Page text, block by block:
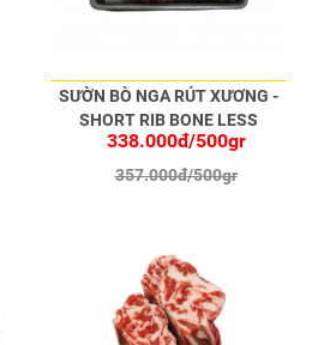
SƯỜN BÒ NGA RÚT XƯƠNG -
SHORT RIB BONE LESS
ANGUS
338.000đ/500gr
357.000đ/500gr